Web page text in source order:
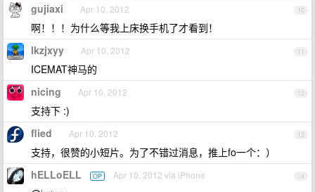
10
gujiaxi Apr 10, 2012
啊！！！为什么等我上床换手机了才看到！
11
lkzjxyy Apr 10, 2012
ICEMAT神马的
12
nicing Apr 10, 2012
支持下 :)
13
flied Apr 10, 2012
支持，很赞的小短片。为了不错过消息，推上fo一个：）
14
hELLoELL OP Apr 10, 2012 via iPhone